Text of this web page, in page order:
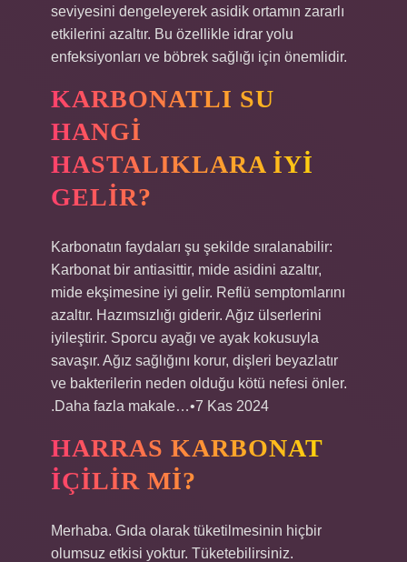
seviyesini dengeleyerek asidik ortamın zararlı
etkilerini azaltır. Bu özellikle idrar yolu
enfeksiyonları ve böbrek sağlığı için önemlidir.
KARBONATLI SU
HANGI
HASTALIKLARA IYI
GELIR?
Karbonatın faydaları şu şekilde sıralanabilir:
Karbonat bir antiasittir, mide asidini azaltır,
mide ekşimesine iyi gelir. Reflü semptomlarını
azaltır. Hazımsızlığı giderir. Ağız ülserlerini
iyileştirir. Sporcu ayağı ve ayak kokusuyla
savaşır. Ağız sağlığını korur, dişleri beyazlatır
ve bakterilerin neden olduğu kötü nefesi önler.
.Daha fazla makale…•7 Kas 2024
HARRAS KARBONAT
IÇILIR MI?
Merhaba. Gıda olarak tüketilmesinin hiçbir
olumsuz etkisi yoktur. Tüketebilirsiniz.